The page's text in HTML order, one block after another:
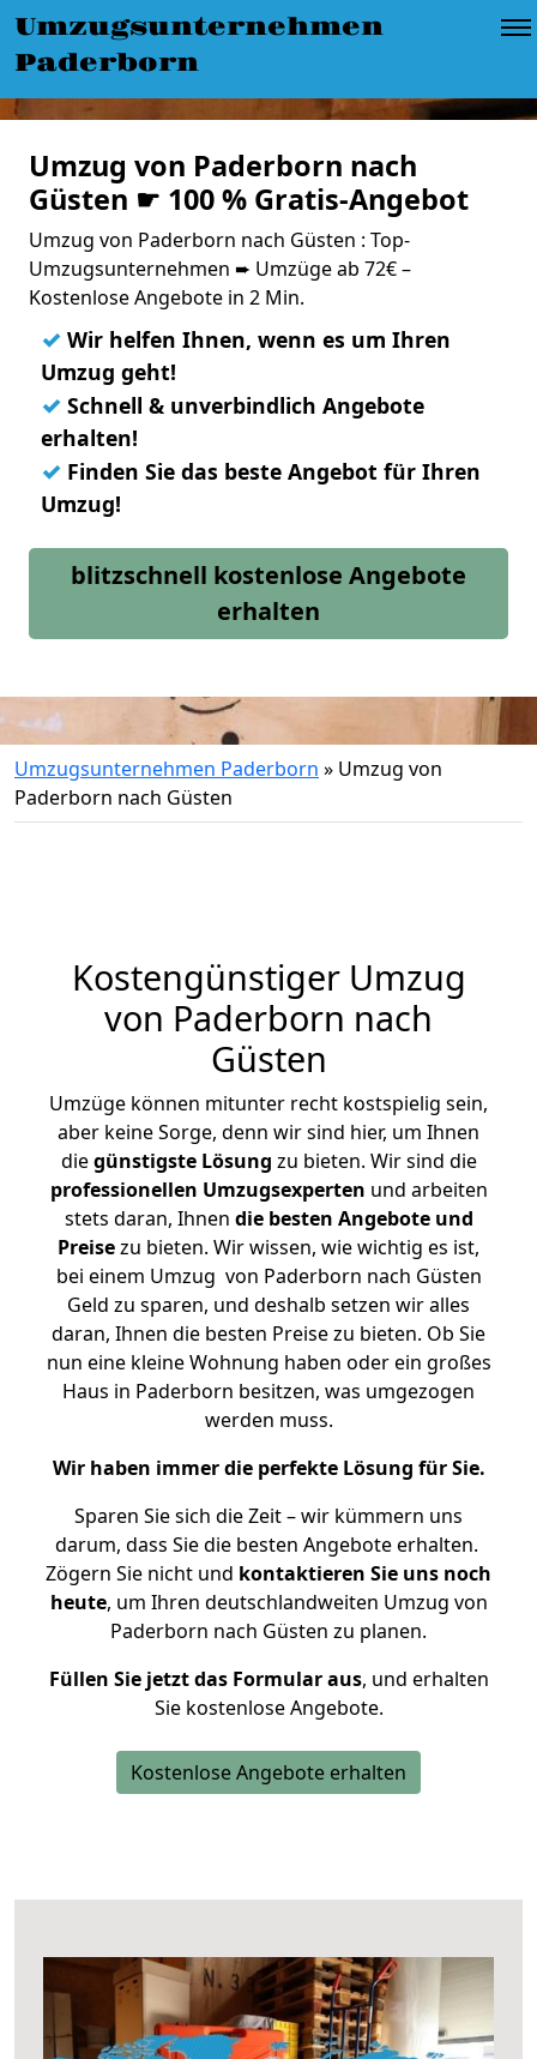
Umzugsunternehmen
Paderborn
Umzug von Paderborn nach
Güsten ☛ 100 % Gratis-Angebot
Umzug von Paderborn nach Güsten : Top-
Umzugsunternehmen ➨ Umzüge ab 72€ –
Kostenlose Angebote in 2 Min.
✓ Wir helfen Ihnen, wenn es um Ihren
Umzug geht!
✓ Schnell & unverbindlich Angebote
erhalten!
✓ Finden Sie das beste Angebot für Ihren
Umzug!
blitzschnell kostenlose Angebote
erhalten
Umzugsunternehmen Paderborn » Umzug von
Paderborn nach Güsten
Kostengünstiger Umzug
von Paderborn nach
Güsten
Umzüge können mitunter recht kostspielig sein,
aber keine Sorge, denn wir sind hier, um Ihnen
diegünstigste Lösung zu bieten. Wir sind die
professionellen Umzugsexperten und arbeiten
stets daran, Ihnen die besten Angebote und
Preisezu bieten. Wir wissen, wie wichtig es ist,
bei einem Umzug von Paderborn nach Güsten
Geld zu sparen, und deshalb setzen wir alles
daran, Ihnen die besten Preise zu bieten. Ob Sie
nun eine kleine Wohnung haben oder ein großes
Haus in Paderborn besitzen, was umgezogen
werden muss.
Wir haben immer die perfekte Lösung für Sie.
Sparen Sie sich die Zeit – wir kümmern uns
darum, dass Sie die besten Angebote erhalten.
Zögern Sie nicht und kontaktieren Sie uns noch
heute, um Ihren deutschlandweiten Umzug von
Paderborn nach Güsten zu planen.
Füllen Sie jetzt das Formular aus, und erhalten
Sie kostenlose Angebote.
Kostenlose Angebote erhalten